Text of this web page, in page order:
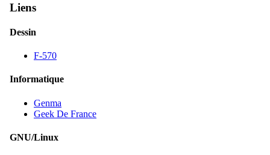
Liens
Dessin
F-570
Informatique
Genma
Geek De France
GNU/Linux